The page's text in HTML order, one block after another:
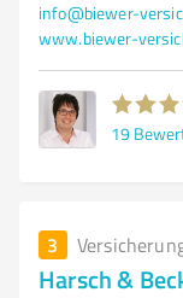
info@biewer-
19
3
Harsch &